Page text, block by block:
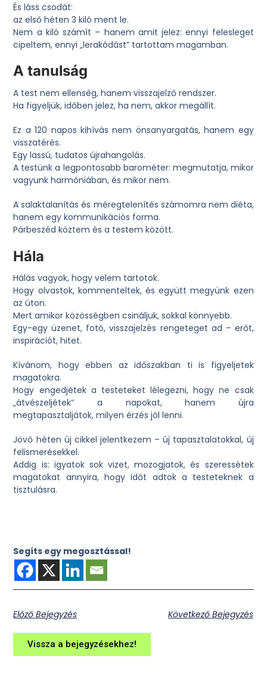
És láss csodát:
az első héten3 kiló ment le.
Nem a kiló számít – hanem amit jelez: ennyi felesleget
cipeltem, ennyi „lerakódást” tartottam magamban.
A tanulság
A test nem ellenség, hanem visszajelző rendszer.
Ha figyeljük, időben jelez, ha nem, akkor megállít.
Ez a 120 napos kihívás nem önsanyargatás, hanem egy
visszatérés.
Egy lassú, tudatos újrahangolás.
A testünk a legpontosabb barométer: megmutatja, mikor
vagyunk harmóniában, és mikor nem.
A salaktalanítás és méregtelenítés számomra nem diéta,
hanem egy kommunikációs forma.
Párbeszéd köztem és a testem között.
Hála
Hálás vagyok, hogy velem tartotok.
Hogy olvastok, kommenteltek, és együtt megyünk ezen
az úton.
Mert amikor közösségben csináljuk, sokkal könnyebb.
Egy-egy üzenet, fotó, visszajelzés rengeteget ad – erőt,
inspirációt, hitet.
Kívánom, hogy ebben az időszakban ti is figyeljetek
magatokra.
Hogy engedjétek a testeteket lélegezni, hogy ne csak
„átvészeljétek” a napokat, hanem újra
megtapasztaljátok, milyen érzés jól lenni.
Jövő héten új cikkel jelentkezem – új tapasztalatokkal, új
felismerésekkel.
Addig is: igyatok sok vizet, mozogjatok, és szeressétek
magatokat annyira, hogy időt adtok a testeteknek a
tisztulásra.
Segíts egy megosztással!
Előző Bejegyzés Következő Bejegyzés
Vissza a bejegyzésekhez!